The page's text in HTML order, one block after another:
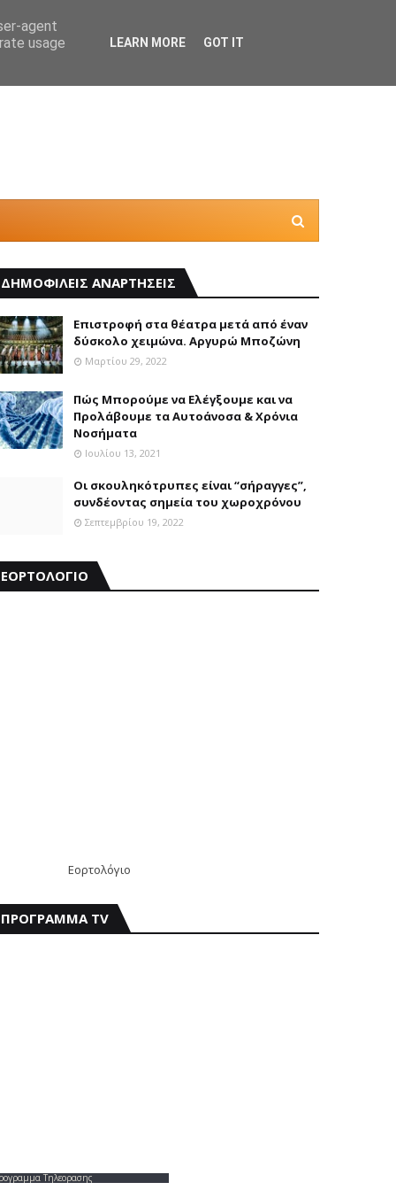
ΔΗΜΟΦΙΛΕΙΣ ΑΝΑΡΤΗΣΕΙΣ
Επιστροφή στα θέατρα μετά από έναν
δύσκολο χειμώνα. Αργυρώ Μποζώνη
Μαρτίου 29, 2022
Πώς Μπορούμε να Ελέγξουμε και να
Προλάβουμε τα Αυτοάνοσα & Χρόνια
Νοσήματα
Ιουλίου 13, 2021
Οι σκουληκότρυπες είναι “σήραγγες”,
συνδέοντας σημεία του χωροχρόνου
Σεπτεμβρίου 19, 2022
ΕΟΡΤΟΛΟΓΙΟ
Εορτολόγιο
ΠΡΟΓΡΑΜΜΑ TV
Τηλεορασης
agent
usage
LEARN MORE GOT IT